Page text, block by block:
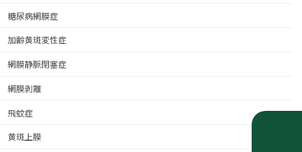
糖尿病網膜症
加齢黄斑変性症
網膜静脈閉塞症
網膜剥離
飛蚊症
黄斑上膜